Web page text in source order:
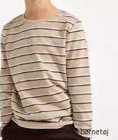
Medlem: -25% børnetøj